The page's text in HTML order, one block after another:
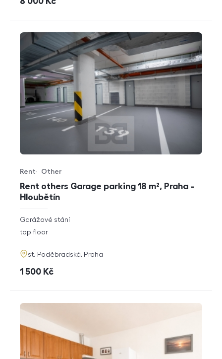
Rent others Garage parking 18 m², Praha -
Hloubětín
Offer type
Rent
Property type
Other
rozměry
disposition
Garážové stání
funkce
top floor
adresa
st. Poděbradská, Praha
cena
1 500 Kč